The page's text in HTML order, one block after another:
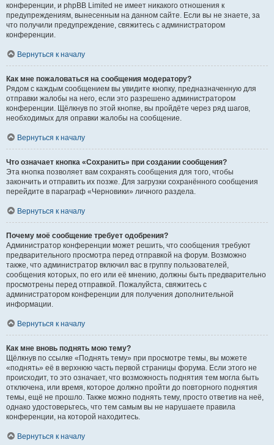
конференции, и phpBB Limited не имеет никакого отношения к
предупреждениям, вынесенным на данном сайте. Если вы не знаете, за
что получили предупреждение, свяжитесь с администратором
конференции.
Вернуться к началу
Как мне пожаловаться на сообщения модератору?
Рядом с каждым сообщением вы увидите кнопку, предназначенную для
отправки жалобы на него, если это разрешено администратором
конференции. Щёлкнув по этой кнопке, вы пройдёте через ряд шагов,
необходимых для оправки жалобы на сообщение.
Вернуться к началу
Что означает кнопка «Сохранить» при создании сообщения?
Эта кнопка позволяет вам сохранять сообщения для того, чтобы
закончить и отправить их позже. Для загрузки сохранённого сообщения
перейдите в параграф «Черновики» личного раздела.
Вернуться к началу
Почему моё сообщение требует одобрения?
Администратор конференции может решить, что сообщения требуют
предварительного просмотра перед отправкой на форум. Возможно
также, что администратор включил вас в группу пользователей,
сообщения которых, по его или её мнению, должны быть предварительно
просмотрены перед отправкой. Пожалуйста, свяжитесь с
администратором конференции для получения дополнительной
информации.
Вернуться к началу
Как мне вновь поднять мою тему?
Щёлкнув по ссылке «Поднять тему» при просмотре темы, вы можете
«поднять» её в верхнюю часть первой страницы форума. Если этого не
происходит, то это означает, что возможность поднятия тем могла быть
отключена, или время, которое должно пройти до повторного поднятия
темы, ещё не прошло. Также можно поднять тему, просто ответив на неё,
однако удостоверьтесь, что тем самым вы не нарушаете правила
конференции, на которой находитесь.
Вернуться к началу